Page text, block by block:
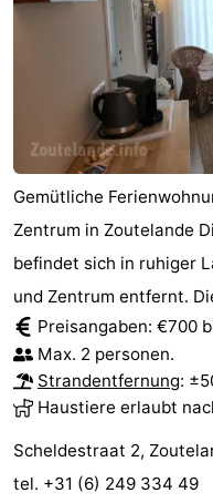
Gemütliche
Zentrum in Zoutelande
befindet sich in ruhiger
und Zentrum entfernt.
Preisangaben: €700
Max. 2 personen.
Strandentfernung:
Haustiere erlaubt
Scheldestraat 2,
tel. +31 (6) 249 334 49